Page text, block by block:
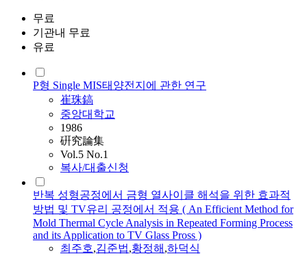
무료
기관내 무료
유료
P형 Single MIS태양전지에 관한 연구
崔珠鎬
중앙대학교
1986
硏究論集
Vol.5 No.1
복사/대출신청
반복 성형공정에서 금형 열사이클 해석을 위한 효과적
방법 및 TV유리 공정에서 적용 ( An Efficient Method for
Mold Thermal Cycle Analysis in Repeated Forming Process
and its Application to TV Glass Pross )
최주호,김준법,황정해 ,하덕식